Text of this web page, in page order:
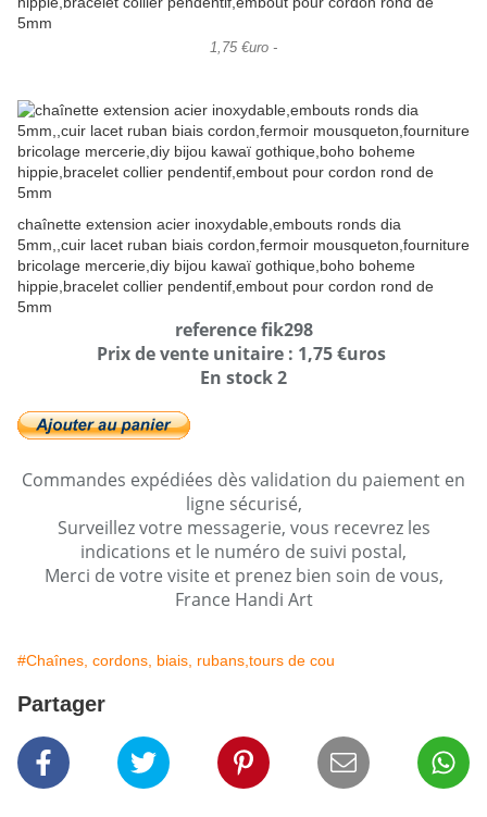
1,75 €uro -
chaînette extension acier inoxydable,embouts ronds dia
5mm,,cuir lacet ruban biais cordon,fermoir mousqueton,fourniture
bricolage mercerie,diy bijou kawaï gothique,boho boheme
hippie,bracelet collier pendentif,embout pour cordon rond de
5mm
reference fik298
Prix de vente unitaire : 1,75 €uros
En stock 2
Commandes expédiées dès validation du paiement en
ligne sécurisé,
Surveillez votre messagerie, vous recevrez les
indications et le numéro de suivi postal,
Merci de votre visite et prenez bien soin de vous,
France Handi Art
#Chaînes, cordons, biais, rubans,tours de cou
Partager